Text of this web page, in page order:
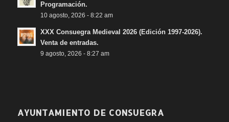
Programación.
10 agosto, 2026 - 8:22 am
XXX Consuegra Medieval 2026 (Edición 1997-2026).
Venta de entradas.
9 agosto, 2026 - 8:27 am
AYUNTAMIENTO DE CONSUEGRA